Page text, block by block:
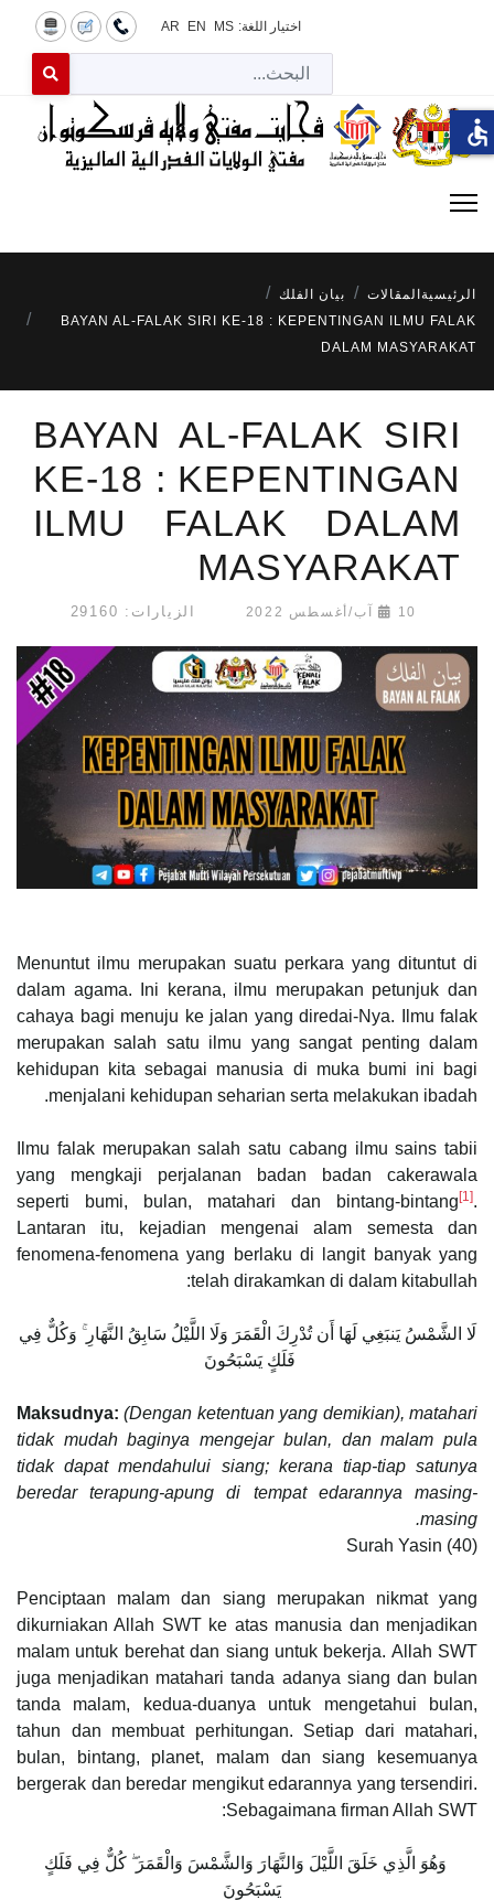
اختيار اللغة: MS
EN
AR
for results.
الرئيسية المقالات
بيان الفلك
BAYAN AL-FALAK SIRI KE-18 : KEPENTINGAN ILMU FALAK
DALAM MASYARAKAT
BAYAN AL-FALAK SIRI
KE-18 : KEPENTINGAN
ILMU FALAK DALAM
MASYARAKAT
10 آب/أغسطس 2022 الزيارات: 29160
Menuntut ilmu merupakan suatu perkara yang dituntut di
dalam agama. Ini kerana, ilmu merupakan petunjuk dan
cahaya bagi menuju ke jalan yang diredai-Nya. Ilmu falak
merupakan salah satu ilmu yang sangat penting dalam
kehidupan kita sebagai manusia di muka bumi ini bagi
menjalani kehidupan seharian serta melakukan ibadah.
Ilmu falak merupakan salah satu cabang ilmu sains tabii
yang mengkaji perjalanan badan badan cakerawala
seperti bumi, bulan, matahari dan bintang-bintang [1].
Lantaran itu, kejadian mengenai alam semesta dan
fenomena-fenomena yang berlaku di langit banyak yang
telah dirakamkan di dalam kitabullah:
لَا الشَّمْسُ يَنبَغِي لَهَا أَن تُدْرِكَ الْقَمَرَ وَلَا اللَّيْلُ سَابِقُ النَّهَارِ ۚ وَكُلٌّ فِي
فَلَكٍ يَسْبَحُونَ
Maksudnya: (Dengan ketentuan yang demikian), matahari
tidak mudah baginya mengejar bulan, dan malam pula
tidak dapat mendahului siang; kerana tiap-tiap satunya
beredar terapung-apung di tempat edarannya masing-
masing.
Surah Yasin (40)
Penciptaan malam dan siang merupakan nikmat yang
dikurniakan Allah SWT ke atas manusia dan menjadikan
malam untuk berehat dan siang untuk bekerja. Allah SWT
juga menjadikan matahari tanda adanya siang dan bulan
tanda malam, kedua-duanya untuk mengetahui bulan,
tahun dan membuat perhitungan. Setiap dari matahari,
bulan, bintang, planet, malam dan siang kesemuanya
bergerak dan beredar mengikut edarannya yang tersendiri.
Sebagaimana firman Allah SWT:
وَهُوَ الَّذِي خَلَقَ اللَّيْلَ وَالنَّهَارَ وَالشَّمْسَ وَالْقَمَرَ ۖ كُلٌّ فِي فَلَكٍ
يَسْبَحُونَ
accessible